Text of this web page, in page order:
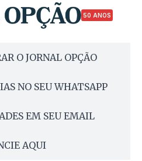
50 ANOS
O JORNAL OPÇÃO
NO SEU WHATSAPP
EM SEU EMAIL
AQUI